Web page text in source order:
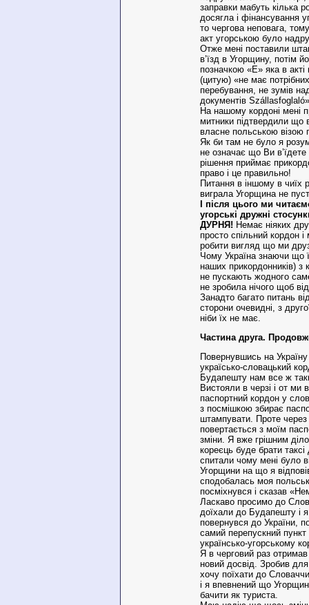
заправки мабуть кілька
досягла і фінансування
то чергова неповага,
акт угорською було
Отже мені поставили
в’їзд в Угорщину, потім
позначкою «Е» яка в акті
(цитую) «не має
перебування, не зумів
документів Szállasfoglaló»
На нашому кордоні мені
митники підтвердили що
власне польською візою
Як би там не було я
не означає що Ви в’їдете
рішення приймає
право і це правильно!
Питання в іншому в чиїх
виграла Угорщина не
І після цього ми
угорські дружні
ДУРНЯ! Немає ніяких
просто спільний кордон
робити вигляд що ми
Чому Україна знаючи що
наших прикордонників) з
не пускають жодного
не зробила нічого щоб
Занадто багато питань
сторони очевидні, з
ніби їх не має.
Частина друга.
Повернувшись на
україсько-словацький
Будапешту нам все ж
Вистояли в черзі і от ми
паспортний кордон у
з посмішкою збирає
штампувати. Проте через
повертається з моїм
зміни. Я вже грішним
кореєць буде брати
спитали чому мені було
Угорщини на що я
сподобалась моя
посміхнувся і сказав
Ласкаво просимо до
доїхали до Будапешту і
повернувся до України,
самий перепускний
українсько-угорському
Я в черговий раз отримав
новий досвід. Зробив
хочу поїхати до
і я впевнений що
бачити як туриста.